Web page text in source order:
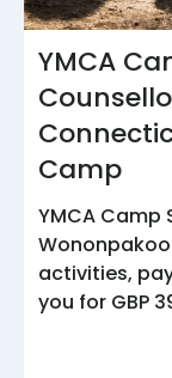
YMCA
Camp
YMCA Camp
activities,
you for GBP